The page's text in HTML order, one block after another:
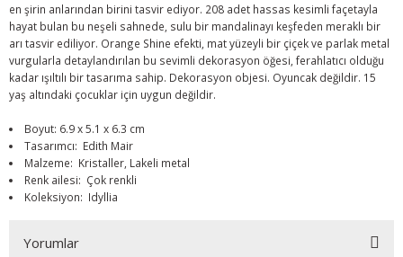
en şirin anlarından birini tasvir ediyor. 208 adet hassas kesimli façetayla
hayat bulan bu neşeli sahnede, sulu bir mandalinayı keşfeden meraklı bir
arı tasvir ediliyor. Orange Shine efekti, mat yüzeyli bir çiçek ve parlak metal
vurgularla detaylandırılan bu sevimli dekorasyon öğesi, ferahlatıcı olduğu
kadar ışıltılı bir tasarıma sahip. Dekorasyon objesi. Oyuncak değildir. 15
yaş altındaki çocuklar için uygun değildir.
Boyut: 6.9 x 5.1 x 6.3 cm
Tasarımcı: Edith Mair
Malzeme: Kristaller, Lakeli metal
Renk ailesi: Çok renkli
Koleksiyon: Idyllia
Yorumlar